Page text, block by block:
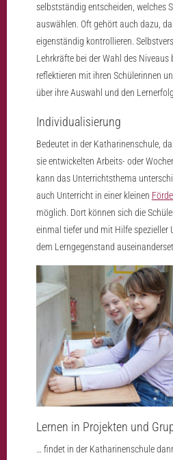
selbstständig entscheiden, welches
auswählen. Oft gehört auch dazu,
eigenständig kontrollieren.
Lehrkräfte bei der Wahl des Niveaus
reflektieren mit ihren Schülerinnen
über ihre Auswahl und den
Individualisierung
Bedeutet in der Katharinenschule,
sie entwickelten Arbeits- oder
kann das Unterrichtsthema
auch Unterricht in einer kleinen
möglich. Dort können sich die
einmal tiefer und mit Hilfe spezieller
dem Lerngegenstand
Lernen in Projekten und
… findet in der Katharinenschule